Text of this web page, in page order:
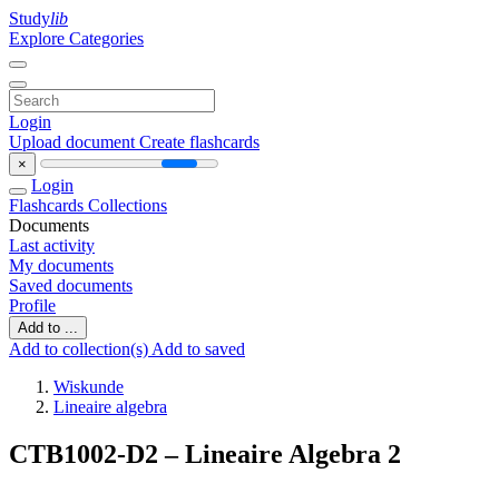
Studylib
Explore Categories
Login
Upload document Create flashcards
×
Login
Flashcards Collections
Documents
Last activity
My documents
Saved documents
Profile
Add to ...
Add to collection(s) Add to saved
Wiskunde
Lineaire algebra
CTB1002-D2 – Lineaire Algebra 2